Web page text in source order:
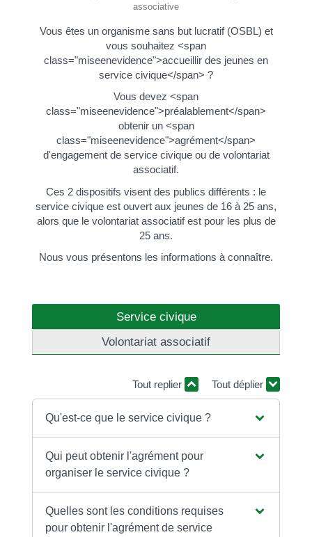
associative
Vous êtes un organisme sans but lucratif (OSBL) et
vous souhaitez <span
class="miseenevidence">accueillir des jeunes en
service civique</span> ?
Vous devez <span
class="miseenevidence">préalablement</span>
obtenir un <span
class="miseenevidence">agrément</span>
d'engagement de service civique ou de volontariat
associatif.
Ces 2 dispositifs visent des publics différents : le
service civique est ouvert aux jeunes de 16 à 25 ans,
alors que le volontariat associatif est pour les plus de
25 ans.
Nous vous présentons les informations à connaître.
Service civique
Volontariat associatif
Tout replier Tout déplier
Qu'est-ce que le service civique ?
Qui peut obtenir l'agrément pour
organiser le service civique ?
Quelles sont les conditions requises
pour obtenir l'agrément de service